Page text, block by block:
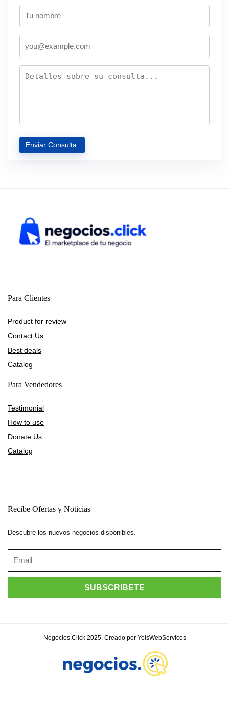
Para Clientes
Product for review
Contact Us
Best deals
Catalog
Para Vendedores
Testimonial
How to use
Donate Us
Catalog
Recibe Ofertas y Noticias
Descubre los nuevos negocios disponibles.
Negocios.Click 2025. Creado por YelsWebServices